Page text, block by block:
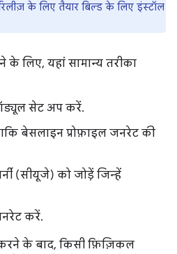
के लिए तैयार बिल्ड के लिए इंस्टॉल
के लिए, यहां सामान्य तरीका
सेट अप करें.
बेसलाइन प्रोफ़ाइल जनरेट की
(सीयूजे) को जोड़ें जिन्हें
करें.
के बाद, किसी फ़िज़िकल